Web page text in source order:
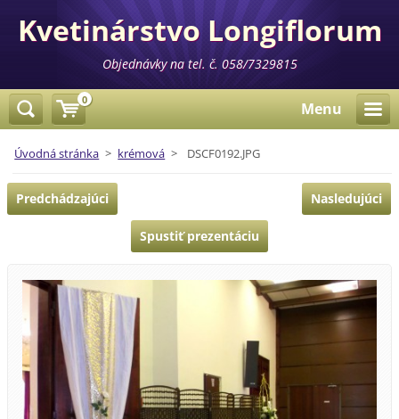
Kvetinárstvo Longiflorum
Objednávky na tel. č. 058/7329815
Menu
Úvodná stránka > krémová > DSCF0192.JPG
Predchádzajúci Nasledujúci
Spustiť prezentáciu
0